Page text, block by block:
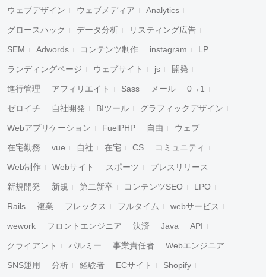
ウェブデザイン ウェブメディア Analytics
グロースハック データ分析 リスティング広告
SEM Adwords コンテンツ制作 instagram LP
ランディングページ ウェブサイト js 開発
進行管理 アフィリエイト Sass メール 0→1
ゼロイチ 自社開発 BIツール グラフィックデザイン
Webアプリケーション FuelPHP 自由 ウェブ
在宅勤務 vue 自社 在宅 CS コミュニティ
Web制作 Webサイト スポーツ プレスリリース
新規開発 新規 第二新卒 コンテンツSEO LPO
Rails 複業 フレックス フルタイム webサービス
wework フロントエンジニア 決済 Java API
クライアント パルミー 事業責任者 Webエンジニア
SNS運用 分析 経験者 ECサイト Shopify